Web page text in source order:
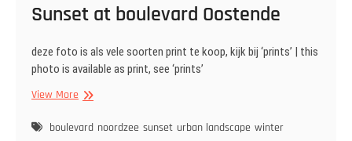
Sunset at boulevard Oostende
deze foto is als vele soorten print te koop, kijk bij ‘prints’ | this
photo is available as print, see ‘prints’
View MoreSunset
boulevard
boulevard noordzee sunset urban landscape winter